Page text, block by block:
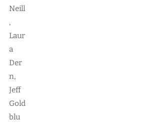
Neill
,
Laur
a
Der
n,
Jeff
Gold
blu